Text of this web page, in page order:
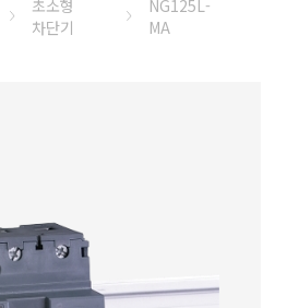
초소형
차단기
NG125L-
MA